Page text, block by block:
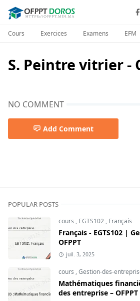
Cours Exercices Examens EFM
S. Peintre vitrier -
NO COMMENT
Add Comment
POPULAR POSTS
cours , EGTS102 , Français
Français - EGTS102 |
OFPPT
juil. 3, 2025
cours ,Gestion-des-
Mathématiques
des entreprise – OFPPT